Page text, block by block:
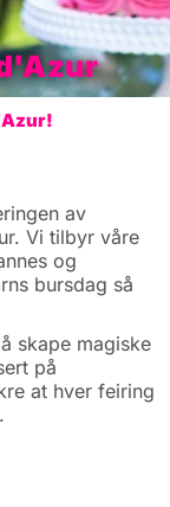
av
Vi tilbyr våre
og
bursdag så
skape magiske
på
at hver feiring